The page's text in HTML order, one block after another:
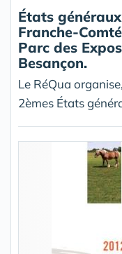
États
Franche-
Parc des
Besançon.
Le RéQua
2èmes États